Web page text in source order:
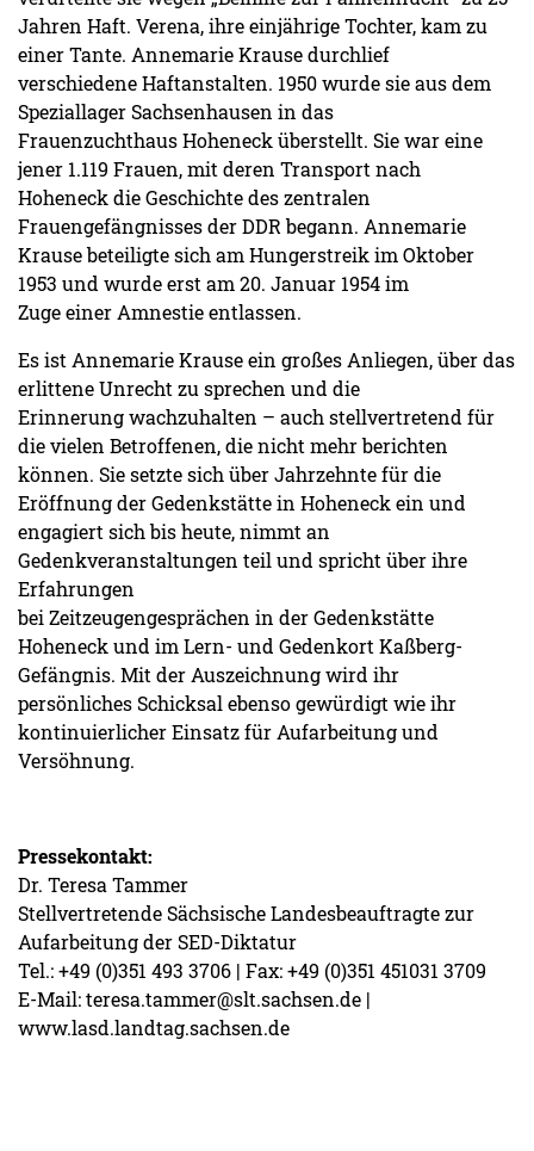
Jahren Haft. Verena, ihre einjährige Tochter, kam zu
einer Tante. Annemarie Krause durchlief
verschiedene Haftanstalten. 1950 wurde sie aus dem
Speziallager Sachsenhausen in das
Frauenzuchthaus Hoheneck überstellt. Sie war eine
jener 1.119 Frauen, mit deren Transport nach
Hoheneck die Geschichte des zentralen
Frauengefängnisses der DDR begann. Annemarie
Krause beteiligte sich am Hungerstreik im Oktober
1953 und wurde erst am 20. Januar 1954 im
Zuge einer Amnestie entlassen.
Es ist Annemarie Krause ein großes Anliegen, über das
erlittene Unrecht zu sprechen und die
Erinnerung wachzuhalten – auch stellvertretend für
die vielen Betroffenen, die nicht mehr berichten
können. Sie setzte sich über Jahrzehnte für die
Eröffnung der Gedenkstätte in Hoheneck ein und
engagiert sich bis heute, nimmt an
Gedenkveranstaltungen teil und spricht über ihre
Erfahrungen
bei Zeitzeugengesprächen in der Gedenkstätte
Hoheneck und im Lern- und Gedenkort Kaßberg-
Gefängnis. Mit der Auszeichnung wird ihr
persönliches Schicksal ebenso gewürdigt wie ihr
kontinuierlicher Einsatz für Aufarbeitung und
Versöhnung.
Pressekontakt:
Dr. Teresa Tammer
Stellvertretende Sächsische Landesbeauftragte zur
Aufarbeitung der SED-Diktatur
Tel.: +49 (0)351 493 3706 | Fax: +49 (0)351 451031 3709
E-Mail: teresa.tammer@slt.sachsen.de |
www.lasd.landtag.sachsen.de